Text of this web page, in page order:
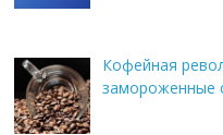
Кофейная
замороженные